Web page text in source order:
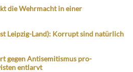
die Wehrmacht in einer
Leipzig-Land): Korrupt sind natürlich
gegen Antisemitismus pro-
entlarvt